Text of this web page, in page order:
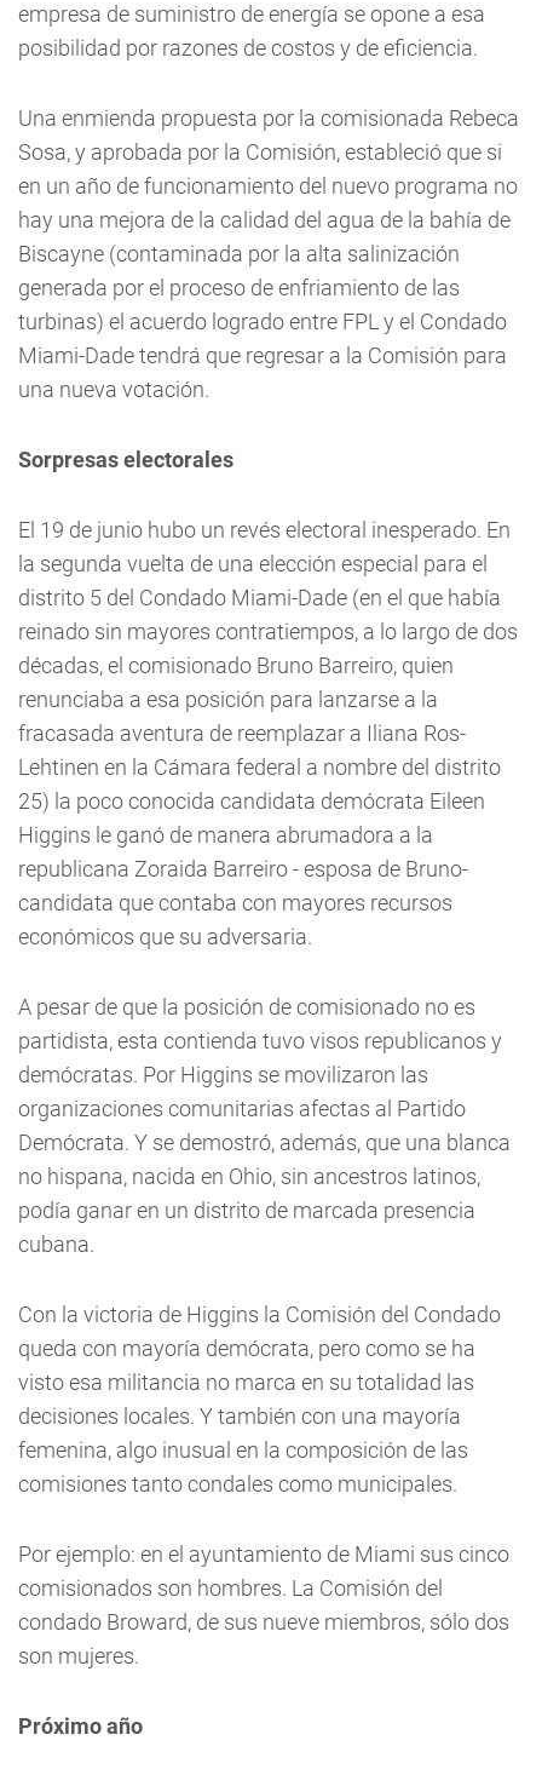
empresa de suministro de energía se opone a esa
posibilidad por razones de costos y de eficiencia.
Una enmienda propuesta por la comisionada Rebeca
Sosa, y aprobada por la Comisión, estableció que si
en un año de funcionamiento del nuevo programa no
hay una mejora de la calidad del agua de la bahía de
Biscayne (contaminada por la alta salinización
generada por el proceso de enfriamiento de las
turbinas) el acuerdo logrado entre FPL y el Condado
Miami-Dade tendrá que regresar a la Comisión para
una nueva votación.
Sorpresas electorales
El 19 de junio hubo un revés electoral inesperado. En
la segunda vuelta de una elección especial para el
distrito 5 del Condado Miami-Dade (en el que había
reinado sin mayores contratiempos, a lo largo de dos
décadas, el comisionado Bruno Barreiro, quien
renunciaba a esa posición para lanzarse a la
fracasada aventura de reemplazar a Iliana Ros-
Lehtinen en la Cámara federal a nombre del distrito
25) la poco conocida candidata demócrata Eileen
Higgins le ganó de manera abrumadora a la
republicana Zoraida Barreiro - esposa de Bruno-
candidata que contaba con mayores recursos
económicos que su adversaria.
A pesar de que la posición de comisionado no es
partidista, esta contienda tuvo visos republicanos y
demócratas. Por Higgins se movilizaron las
organizaciones comunitarias afectas al Partido
Demócrata. Y se demostró, además, que una blanca
no hispana, nacida en Ohio, sin ancestros latinos,
podía ganar en un distrito de marcada presencia
cubana.
Con la victoria de Higgins la Comisión del Condado
queda con mayoría demócrata, pero como se ha
visto esa militancia no marca en su totalidad las
decisiones locales. Y también con una mayoría
femenina, algo inusual en la composición de las
comisiones tanto condales como municipales.
Por ejemplo: en el ayuntamiento de Miami sus cinco
comisionados son hombres. La Comisión del
condado Broward, de sus nueve miembros, sólo dos
son mujeres.
Próximo año